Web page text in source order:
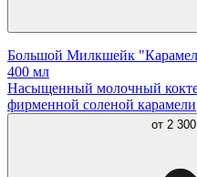
Большой Милкшейк
400 мл
Насыщенный молочный
фирменной соленой карамели
от 2